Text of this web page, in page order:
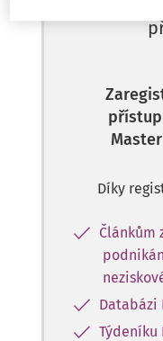
Díky
Článkům
Databázi
Týdeníku